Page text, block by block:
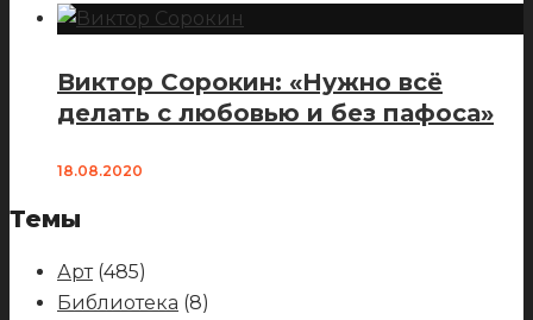
Виктор Сорокин: «Нужно всё
делать с любовью и без пафоса»
18.08.2020
Темы
Арт(485)
Библиотека (8)